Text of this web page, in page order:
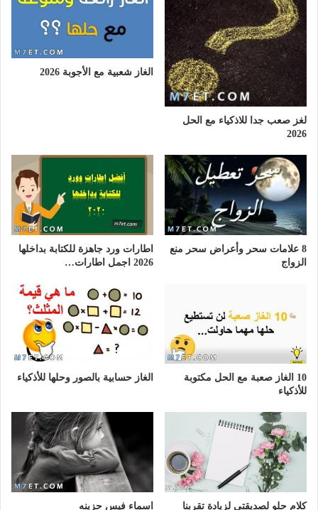
لغز صعب جدا للاذكياء مع الحل
2026
الغاز شعبية مع الأجوبة 2026
8 علامات سحر وأعراض سحر منع
الزواج
اطارات ورد جاهزة للكتابة بداخلها
2026 اجمل اطارات…
10 الغاز صعبة مع الحل مكتوبة
للأذكياء
الغاز حسابية بالصور وحلها للأذكياء
كلام حلو لصديقتي لزيادة تقربنا اسماء فيس حزينه